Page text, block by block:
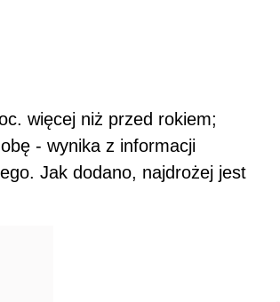
więcej niż przed rokiem;
- wynika z informacji
Jak dodano, najdrożej jest